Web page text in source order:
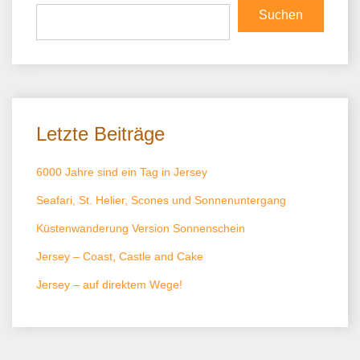
Suchen
Letzte Beiträge
6000 Jahre sind ein Tag in Jersey
Seafari, St. Helier, Scones und Sonnenuntergang
Küstenwanderung Version Sonnenschein
Jersey – Coast, Castle and Cake
Jersey – auf direktem Wege!